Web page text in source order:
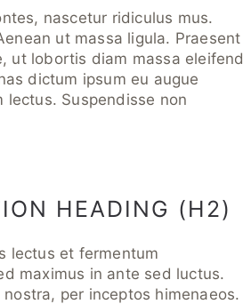
nascetur ridiculus mus.
ut massa ligula. Praesent
ut lobortis diam massa eleifend
dictum ipsum eu augue
lectus. Suspendisse non
HEADING (H2)
lectus et fermentum
maximus in ante sed luctus.
per inceptos himenaeos.